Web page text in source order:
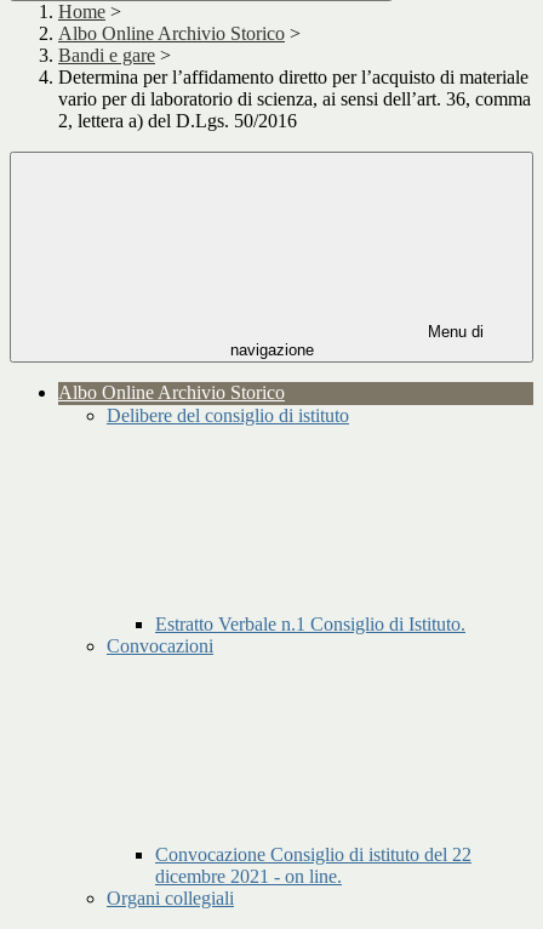
Home >
Albo Online Archivio Storico >
Bandi e gare >
Determina per l’affidamento diretto per l’acquisto di materiale
vario per di laboratorio di scienza, ai sensi dell’art. 36, comma
2, lettera a) del D.Lgs. 50/2016
Menu di
navigazione
Albo Online Archivio Storico
Delibere del consiglio di istituto
Estratto Verbale n.1 Consiglio di Istituto.
Convocazioni
Convocazione Consiglio di istituto del 22
dicembre 2021 - on line.
Organi collegiali